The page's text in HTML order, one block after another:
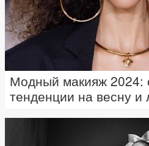
Модный макияж 2024:
тенденции на весну и